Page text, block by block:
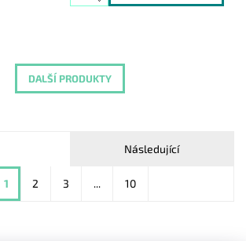
DALŠÍ PRODUKTY
Následující
1 2 3 ... 10